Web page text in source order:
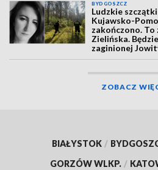
BYDGOSZCZ
Ludzkie
Kujawsko-
zakończono.
Zielińska.
zaginionej
wideo,
ZOBACZ
BIAŁYSTOK /
GORZÓW WLKP. /